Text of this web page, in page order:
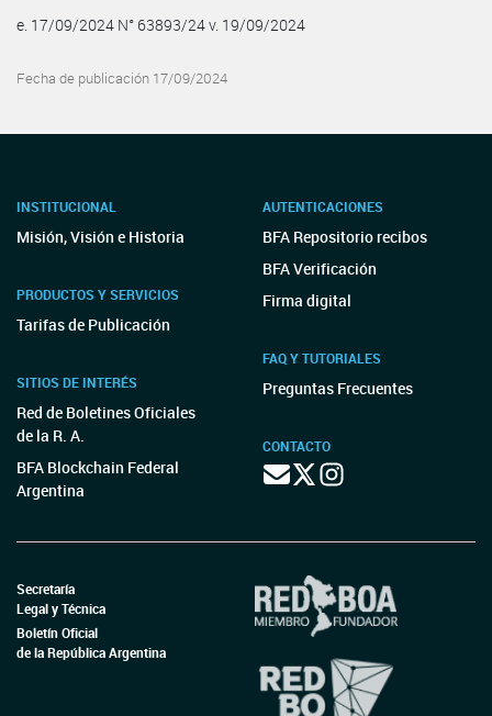
e. 17/09/2024 N° 63893/24 v. 19/09/2024
Fecha de publicación 17/09/2024
INSTITUCIONAL
Misión, Visión e Historia
PRODUCTOS Y SERVICIOS
Tarifas de Publicación
SITIOS DE INTERÉS
Red de Boletines Oficiales
de la R. A.
BFA Blockchain Federal
Argentina
AUTENTICACIONES
BFA Repositorio recibos
BFA Verificación
Firma digital
FAQ Y TUTORIALES
Preguntas Frecuentes
CONTACTO
Secretaría
Legal y Técnica
Boletín Oficial
de la República Argentina